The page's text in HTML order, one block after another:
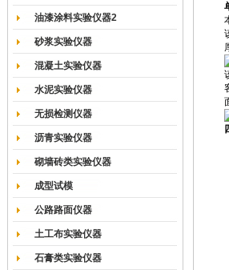
油漆涂料实验仪器2
砂浆实验仪器
混凝土实验仪器
水泥实验仪器
无损检测仪器
沥青实验仪器
砌墙砖类实验仪器
成型试模
公路路面仪器
土工布实验仪器
石膏类实验仪器